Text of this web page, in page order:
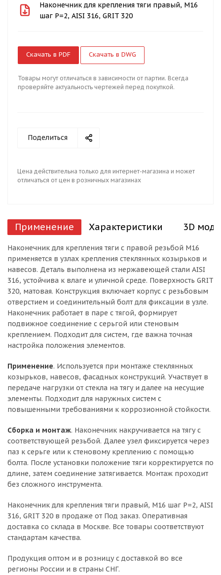
Наконечник для крепления тяги правый, М16
шаг Р=2, AISI 316, GRIT 320
Скачать в PDF Скачать в DWG
Товары могут отличаться в зависимости от партии. Всегда
проверяйте актуальность чертежей перед покупкой.
Поделиться
Цена действительна только для интернет-магазина и может
отличаться от цен в розничных магазинах
Применение Характеристики 3D
Наконечник для крепления тяги с правой резьбой М16
применяется в узлах крепления стеклянных козырьков и
навесов. Деталь выполнена из нержавеющей стали AISI
316, устойчива к влаге и уличной среде. Поверхность GRIT
320, матовая. Конструкция включает корпус с резьбовым
отверстием и соединительный болт для фиксации в узле.
Наконечник работает в паре с тягой, формирует
подвижное соединение с серьгой или стеновым
креплением. Подходит для систем, где важна точная
настройка положения элементов.
Применение. Используется при монтаже стеклянных
козырьков, навесов, фасадных конструкций. Участвует в
передаче нагрузки от стекла на тягу и далее на несущие
элементы. Подходит для наружных систем с
повышенными требованиями к коррозионной стойкости.
Сборка и монтаж. Наконечник накручивается на тягу с
соответствующей резьбой. Далее узел фиксируется через
паз к серьге или к стеновому креплению с помощью
болта. После установки положение тяги корректируется по
длине, затем соединение затягивается. Монтаж проходит
без сложного инструмента.
Наконечник для крепления тяги правый, М16 шаг Р=2, AISI
316, GRIT 320 в продаже от Под заказ. Оперативная
доставка со склада в Москве. Все товары соответствуют
стандартам качества.
Продукция оптом и в розницу с доставкой во все
регионы России и в страны СНГ.